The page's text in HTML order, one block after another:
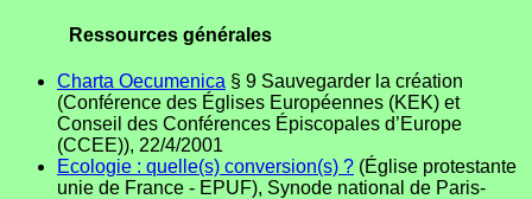
Ressources générales
Charta Oecumenica § 9 Sauvegarder la création
(Conférence des Églises Européennes (KEK) et
Conseil des Conférences Épiscopales d’Europe
(CCEE)), 22/4/2001
Ecologie : quelle(s) conversion(s) ? (Église protestante
unie de France - EPUF), Synode national de Paris-